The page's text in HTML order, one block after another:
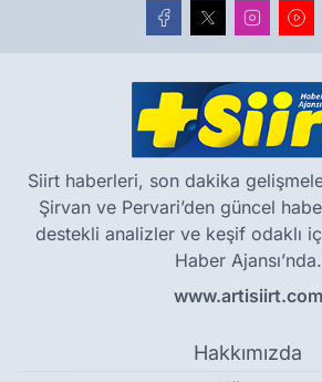
Siirt haberleri, son dakika
Şirvan ve Pervari’den güncel
destekli analizler ve keşif odaklı
Haber Ajansı’nda.
www.artisiirt.com
Hakkımızda